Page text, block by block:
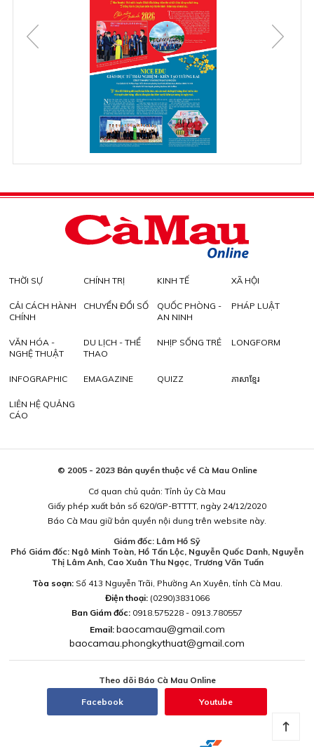
THỜI SỰ CHÍNH TRỊ KINH TẾ XÃ HỘI
CẢI CÁCH HÀNH
CHÍNH
CHUYỂN ĐỔI SỐ
QUỐC PHÒNG -
AN NINH
PHÁP LUẬT
VĂN HÓA -
NGHỆ THUẬT
DU LỊCH - THỂ
THAO
NHỊP SỐNG TRẺ LONGFORM
INFOGRAPHIC EMAGAZINE QUIZZ ភាសាខ្មែរ
LIÊN HỆ QUẢNG
CÁO
© 2005 - 2023 Bản quyền thuộc về Cà Mau Online
Cơ quan chủ quản: Tỉnh ủy Cà Mau
Giấy phép xuất bản số 620/GP-BTTTT, ngày 24/12/2020
Báo Cà Mau giữ bản quyền nội dung trên website này.
Giám đốc: Lâm Hồ Sỹ
Phó Giám đốc: Ngô Minh Toàn, Hồ Tấn Lộc, Nguyễn Quốc Danh, Nguyễn
Thị Lâm Anh, Cao Xuân Thu Ngọc, Trương Văn Tuấn
Tòa soạn:Số 413 Nguyễn Trãi, Phường An Xuyên, tỉnh Cà Mau.
Điện thoại: (0290)3831066
Ban Giám đốc: 0918.575228 - 0913.780557
Email: baocamau@gmail.com
baocamau.phongkythuat@gmail.com
Theo dõi Báo Cà Mau Online
Facebook Youtube